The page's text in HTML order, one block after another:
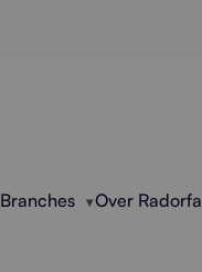
Branches Over Radorfa